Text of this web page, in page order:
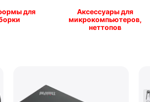
для
Аксессуары для
микрокомпьютеров,
неттопов